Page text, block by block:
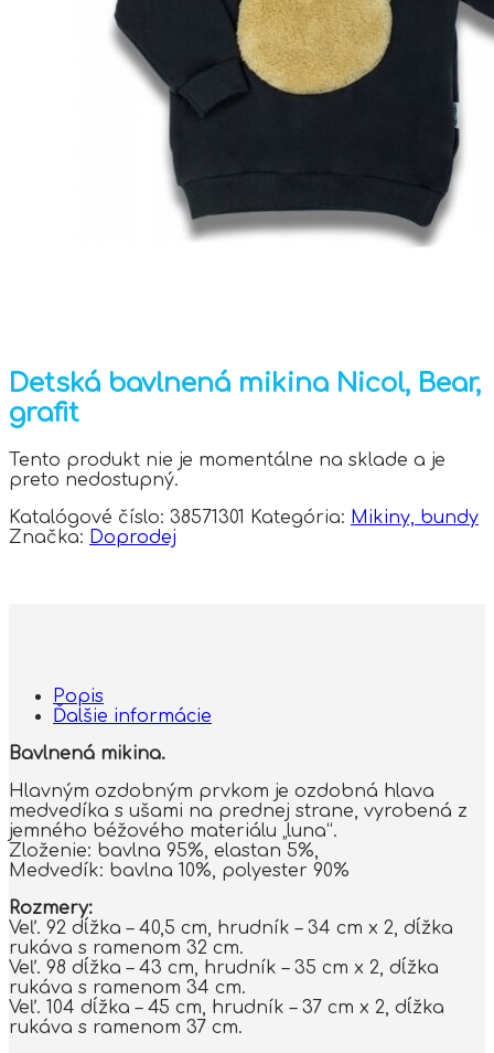
Detská bavlnená mikina Nicol, Bear,
grafit
Tento produkt nie je momentálne na sklade a je
preto nedostupný.
Katalógové číslo: 38571301 Kategória: Mikiny, bundy
Značka: Doprodej
Popis
Ďalšie informácie
Bavlnená mikina.
Hlavným ozdobným prvkom je ozdobná hlava
medvedíka s ušami na prednej strane, vyrobená z
jemného béžového materiálu „luna“.
Zloženie: bavlna 95%, elastan 5%,
Medvedík: bavlna 10%, polyester 90%
Rozmery:
Veľ. 92 dĺžka – 40,5 cm, hrudník – 34 cm x 2, dĺžka
rukáva s ramenom 32 cm.
Veľ. 98 dĺžka – 43 cm, hrudník – 35 cm x 2, dĺžka
rukáva s ramenom 34 cm.
Veľ. 104 dĺžka – 45 cm, hrudník – 37 cm x 2, dĺžka
rukáva s ramenom 37 cm.